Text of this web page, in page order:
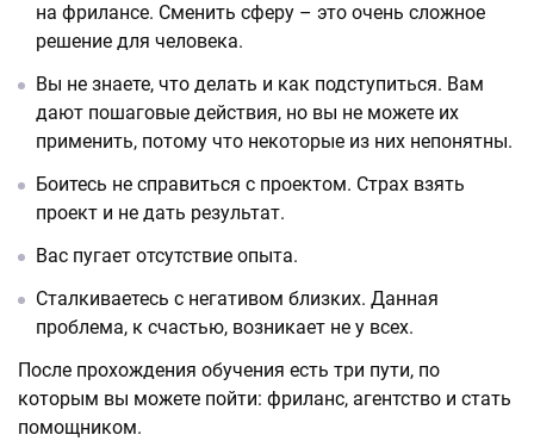
на фрилансе. Сменить сферу – это очень сложное
решение для человека.
Вы не знаете, что делать и как подступиться. Вам
дают пошаговые действия, но вы не можете их
применить, потому что некоторые из них непонятны.
Боитесь не справиться с проектом. Страх взять
проект и не дать результат.
Вас пугает отсутствие опыта.
Сталкиваетесь с негативом близких. Данная
проблема, к счастью, возникает не у всех.
После прохождения обучения есть три пути, по
которым вы можете пойти: фриланс, агентство и стать
помощником.